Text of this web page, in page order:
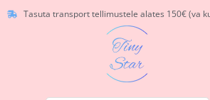
Tasuta transport tellimustele alates 150€ (va